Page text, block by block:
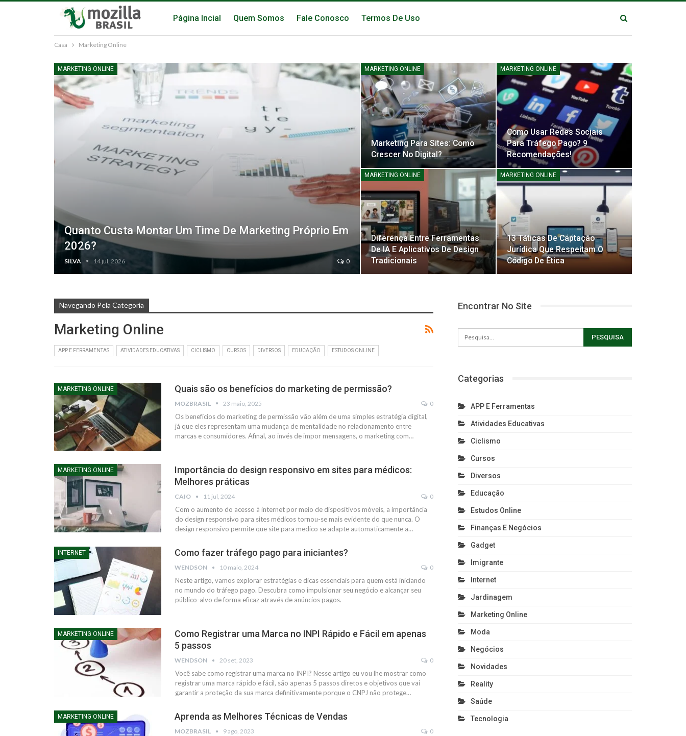
Página Incial Quem Somos Fale Conosco Termos De Uso
Casa Marketing Online
MARKETING ONLINE
Quanto Custa Montar Um Time De Marketing Próprio Em
2026?
SILVA 14 jul, 2026 0
MARKETING ONLINE
Marketing Para Sites: Como
Crescer No Digital?
MARKETING ONLINE
Como Usar Redes Sociais
Para Tráfego Pago? 9
Recomendações!
MARKETING ONLINE
Diferença Entre Ferramentas
De IA E Aplicativos De Design
Tradicionais
MARKETING ONLINE
13 Táticas De Captação
Jurídica Que Respeitam O
Código De Ética
Navegando Pela Categoria
Marketing Online
APP E FERRAMENTAS ATIVIDADES EDUCATIVAS CICLISMO CURSOS DIVERSOS EDUCAÇÃO ESTUDOS ONLINE
MARKETING ONLINE Quais são os benefícios do marketing de permissão?
MOZBRASIL 23 maio, 2025 0
Os benefícios do marketing de permissão vão além de uma simples estratégia digital,
já que eles representam uma mudança de mentalidade no relacionamento entre
marcas e consumidores. Afinal, ao invés de impor mensagens, o marketing com…
MARKETING ONLINE
Importância do design responsivo em sites para médicos:
Melhores práticas
CAIO 11 jul, 2024 0
Com o aumento do acesso à internet por meio de dispositivos móveis, a importância
do design responsivo para sites médicos tornou-se mais evidente do que nunca. O
design responsivo permite que site para medico se adapte automaticamente a…
INTERNET Como fazer tráfego pago para iniciantes?
WENDSON 10 maio, 2024 0
Neste artigo, vamos explorar estratégias e dicas essenciais para quem está iniciando
no mundo do tráfego pago. Descubra como impulsionar seu negócio e alcançar seu
público-alvo de forma eficaz através de anúncios pagos.
MARKETING ONLINE
Como Registrar uma Marca no INPI Rápido e Fácil em apenas
5 passos
WENDSON 20 set, 2023 0
Você sabe como registrar uma marca no INPI? Nesse artigo eu vou lhe mostrar como
registrar uma marca rápido e fácil, são apenas 5 passos diretos e objetivos que vai
garantir a proteção da sua marca definitivamente porque o CNPJ não protege…
MARKETING ONLINE Aprenda as Melhores Técnicas de Vendas
MOZBRASIL 9 ago, 2023 0
Encontrar No Site
Categorias
APP E Ferramentas
Atividades Educativas
Ciclismo
Cursos
Diversos
Educação
Estudos Online
Finanças E Negócios
Gadget
Imigrante
Internet
Jardinagem
Marketing Online
Moda
Negócios
Novidades
Reality
Saúde
Tecnologia